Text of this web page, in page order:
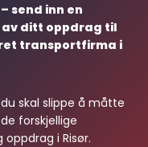
send inn en
av ditt oppdrag til
transportfirma i
skal slippe å måtte
forskjellige
i Risør.